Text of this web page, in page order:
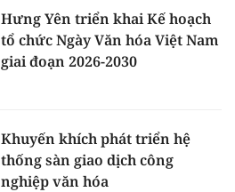
Hưng Yên triển khai Kế hoạch
tổ chức Ngày Văn hóa Việt Nam
giai đoạn 2026-2030
Khuyến khích phát triển hệ
thống sàn giao dịch công
nghiệp văn hóa